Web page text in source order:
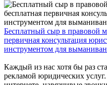
Бесплатный сыр в правовой
первичная консультация
инструментом для
Каждый из нас хотя бы раз
рекламой юридических